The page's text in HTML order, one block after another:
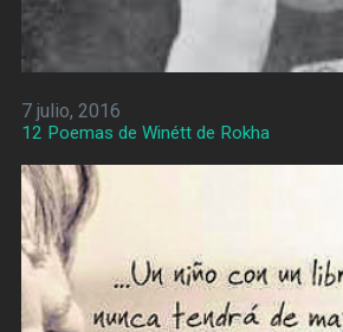
7 julio, 2016
12 Poemas de Winétt de Rokha